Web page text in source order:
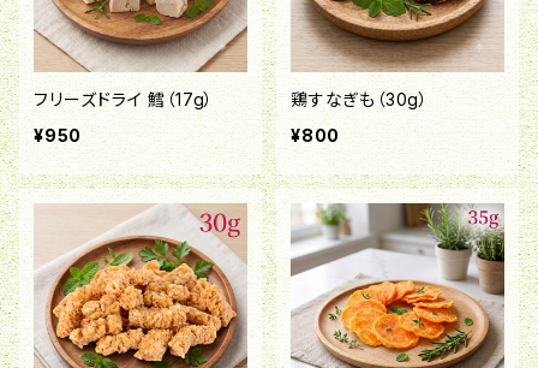
フリーズドライ 鱈（17g）
¥950
鶏すなぎも（30g）
¥800